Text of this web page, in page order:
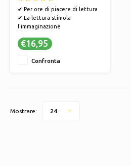
✔ Per ore di piacere di lettura
✔ La lettura stimola
l'immaginazione
verso altri mondi
€16,95
Confronta
Mostrare: 24